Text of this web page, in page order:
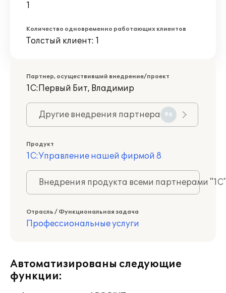
1
Количество одновременно работающих клиентов
Толстый клиент: 1
Партнер, осуществивший внедрение/проект
1С:Первый Бит, Владимир
Другие внедрения партнера 96
Продукт
1С:Управление нашей фирмой 8
Внедрения продукта всеми партнерами
Отрасль / Функциональная задача
Профессиональные услуги
Автоматизированы следующие
функции: